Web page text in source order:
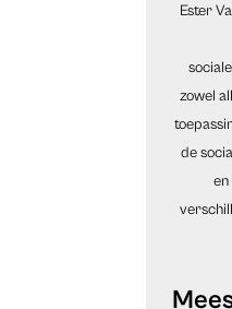
Ester
zowel
de